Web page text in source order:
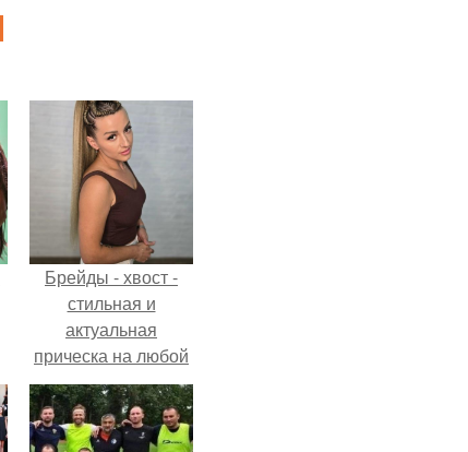
Брейды - хвост -
стильная и
актуальная
прическа на любой
случай.